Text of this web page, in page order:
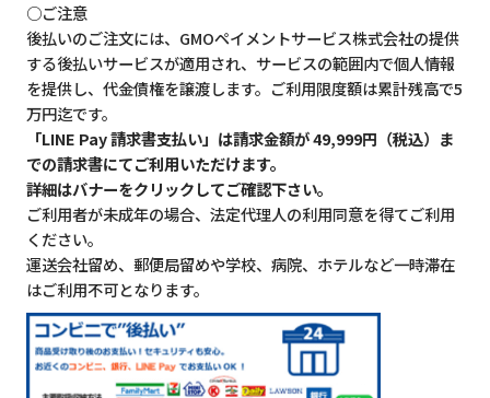
○ご注意
後払いのご注文には、GMOペイメントサービス株式会社の提供
する後払いサービスが適用され、サービスの範囲内で個人情報
を提供し、代金債権を譲渡します。ご利用限度額は累計残高で5
万円迄です。
「LINE Pay 請求書支払い」は請求金額が 49,999円（税込）ま
での請求書にてご利用いただけます。
詳細はバナーをクリックしてご確認下さい。
ご利用者が未成年の場合、法定代理人の利用同意を得てご利用
ください。
運送会社留め、郵便局留めや学校、病院、ホテルなど一時滞在
はご利用不可となります。